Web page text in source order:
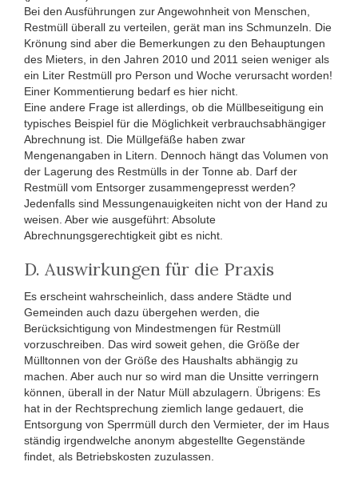
Bei den Ausführungen zur Angewohnheit von Menschen,
Restmüll überall zu verteilen, gerät man ins Schmunzeln. Die
Krönung sind aber die Bemerkungen zu den Behauptungen
des Mieters, in den Jahren 2010 und 2011 seien weniger als
ein Liter Restmüll pro Person und Woche verursacht worden!
Einer Kommentierung bedarf es hier nicht.
Eine andere Frage ist allerdings, ob die Müllbeseitigung ein
typisches Beispiel für die Möglichkeit verbrauchsabhängiger
Abrechnung ist. Die Müllgefäße haben zwar
Mengenangaben in Litern. Dennoch hängt das Volumen von
der Lagerung des Restmülls in der Tonne ab. Darf der
Restmüll vom Entsorger zusammengepresst werden?
Jedenfalls sind Messungenauigkeiten nicht von der Hand zu
weisen. Aber wie ausgeführt: Absolute
Abrechnungsgerechtigkeit gibt es nicht.
D. Auswirkungen für die Praxis
Es erscheint wahrscheinlich, dass andere Städte und
Gemeinden auch dazu übergehen werden, die
Berücksichtigung von Mindestmengen für Restmüll
vorzuschreiben. Das wird soweit gehen, die Größe der
Mülltonnen von der Größe des Haushalts abhängig zu
machen. Aber auch nur so wird man die Unsitte verringern
können, überall in der Natur Müll abzulagern. Übrigens: Es
hat in der Rechtsprechung ziemlich lange gedauert, die
Entsorgung von Sperrmüll durch den Vermieter, der im Haus
ständig irgendwelche anonym abgestellte Gegenstände
findet, als Betriebskosten zuzulassen.